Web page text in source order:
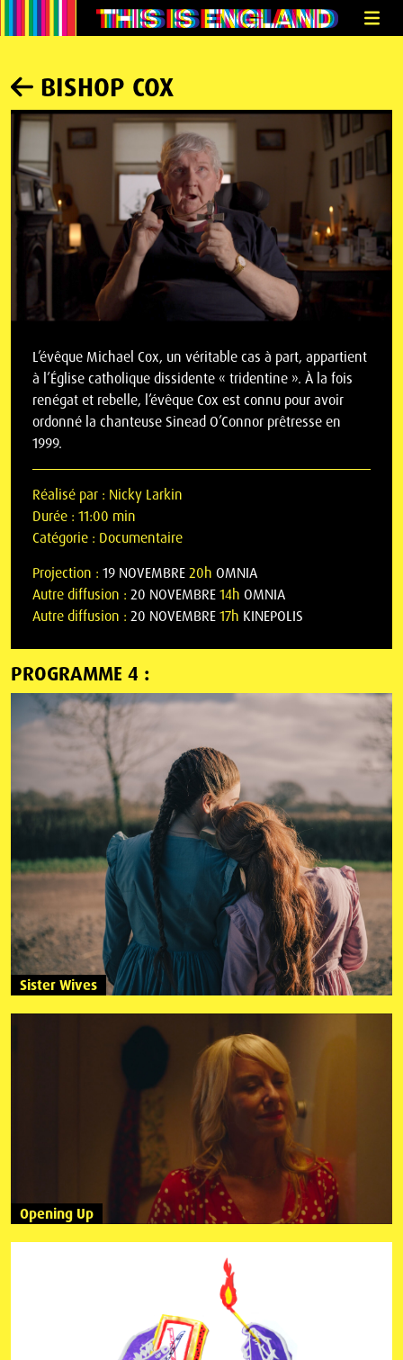
BISHOP COX
L’évêque Michael Cox, un véritable cas à part, appartient
à l’Église catholique dissidente « tridentine ». À la fois
renégat et rebelle, l’évêque Cox est connu pour avoir
ordonné la chanteuse Sinead O’Connor prêtresse en
1999.
Réalisé par : Nicky Larkin
Durée : 11:00 min
Catégorie : Documentaire
Projection : 19 NOVEMBRE20h OMNIA
Autre diffusion : 20 NOVEMBRE14h OMNIA
Autre diffusion : 20 NOVEMBRE17h KINEPOLIS
PROGRAMME 4 :
Sister Wives
Opening Up